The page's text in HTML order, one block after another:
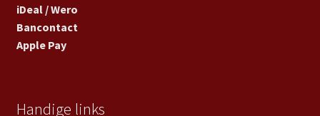
iDeal / Wero
Bancontact
Apple Pay
Handige links